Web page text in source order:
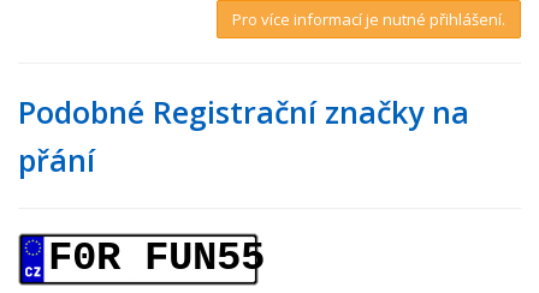
Pro více informací je nutné přihlášení.
Podobné Registrační značky na
přání
F0R FUN55